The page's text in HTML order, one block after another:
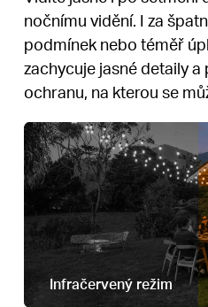
nočnímu vidění. I za
podmínek nebo téměř
zachycuje jasné detaily
ochranu, na kterou se
Infračervený režim